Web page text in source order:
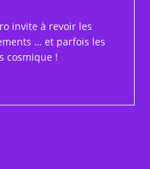
invite à revoir les
… et parfois les
cosmique !